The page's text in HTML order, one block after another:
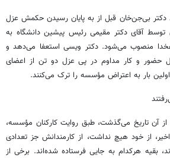
دکتر بی‌جن‌خان قبل از به پایان رسیدن حکمش عزل
توسط آقای دکتر مقیمی رئیس پیشین دانشگاه به
منصوب می‌شود. دکتر ویسی استعفا می‌دهد و
پس از حدود ۶۰ سال حضور و کار مداوم در پی عزل دو تن از اعضای
بار به اعتراض مؤسسه را ترک می‌کنند.
۱۴۰۳ که تقریباً ۲۹ ماه از آن تاریخ می‌گذشت، طبق روایت کارکنان مؤسسه،
از خود هیچ نداشت، از کارمندانش جز تعدادی
بقیه هرکدام به جایی فرستاده شده‌اند. برخی از